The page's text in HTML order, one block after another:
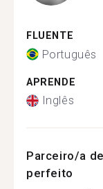
FLUENTE
Português
APRENDE
Inglês
Parceiro/a
perfeito